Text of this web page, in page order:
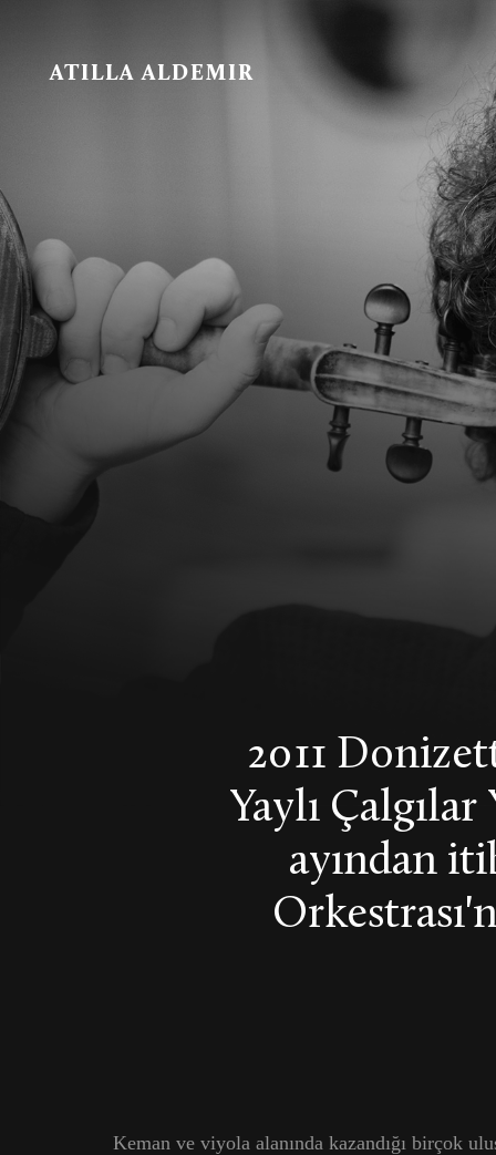
ATILLA ALDEMIR
2011
Yaylı
ayından
Keman ve viyola alanında kazandığı birçok